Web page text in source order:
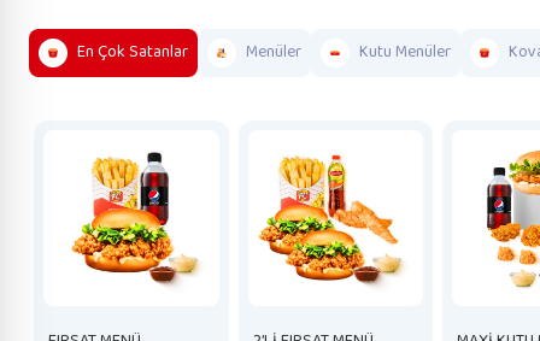
En Çok Satanlar Menüler Kutu Menüler